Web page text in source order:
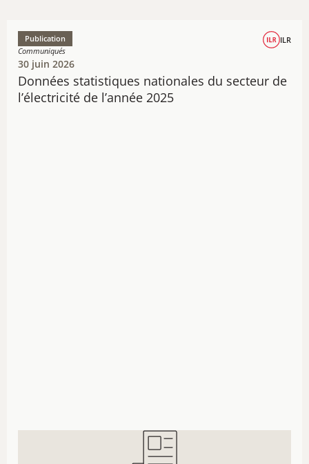
Données statistiques nationales du secteur de
l’électricité de l’année 2025
Publication
Communiqués
ILR
30 juin 2026